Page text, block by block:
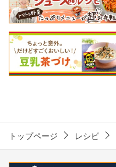
トップページ レシピ